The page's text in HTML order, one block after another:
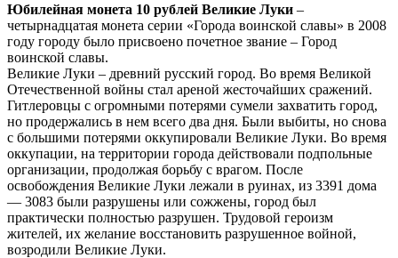
Юбилейная монета 10 рублей Великие Луки –
четырнадцатая монета серии «Города воинской славы» в 2008
году городу было присвоено почетное звание – Город
воинской славы.
Великие Луки – древний русский город. Во время Великой
Отечественной войны стал ареной жесточайших сражений.
Гитлеровцы с огромными потерями сумели захватить город,
но продержались в нем всего два дня. Были выбиты, но снова
с большими потерями оккупировали Великие Луки. Во время
оккупации, на территории города действовали подпольные
организации, продолжая борьбу с врагом. После
освобождения Великие Луки лежали в руинах, из 3391 дома
— 3083 были разрушены или сожжены, город был
практически полностью разрушен. Трудовой героизм
жителей, их желание восстановить разрушенное войной,
возродили Великие Луки.